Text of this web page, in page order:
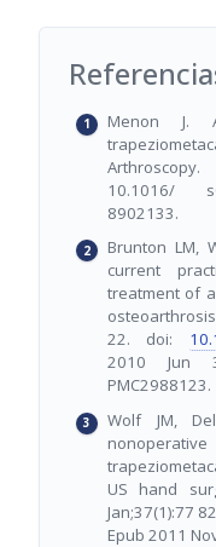
Menon J.
10.1016/
8902133.
Brunton LM,
current
treatment of
22. doi:
2010 Jun
PMC2988123.
Wolf JM,
US hand
Jan;37(1):77
Epub 2011